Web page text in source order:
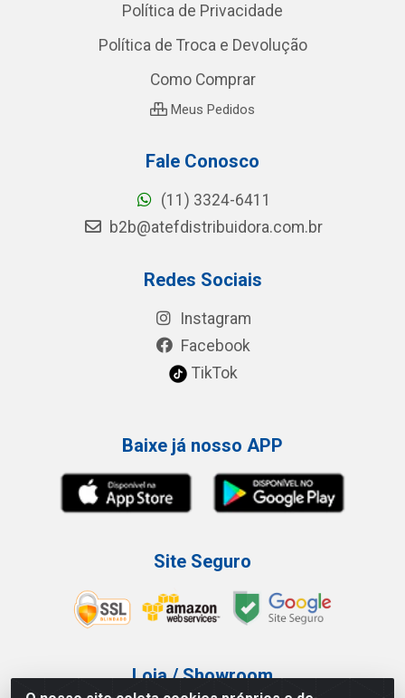
Política de Privacidade
Política de Troca e Devolução
Como Comprar
Meus Pedidos
Fale Conosco
(11) 3324-6411
b2b@atefdistribuidora.com.br
Redes Sociais
Instagram
Facebook
TikTok
Baixe já nosso APP
Site Seguro
Loja / Showroom